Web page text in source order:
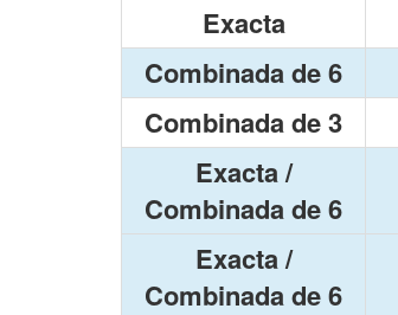
Exacta
Combinada de 6
Combinada de 3
Exacta /
Combinada de 6
Exacta /
Combinada de 6